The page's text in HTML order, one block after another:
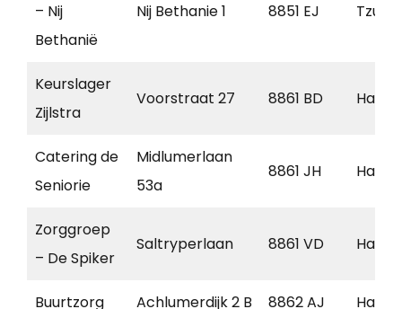
– Nij
Bethanië
Nij Bethanie 1 8851 EJ
Keurslager
Zijlstra
Voorstraat 27 8861 BD
Catering de
Seniorie
Midlumerlaan
53a
8861 JH
Zorggroep
– De Spiker
Saltryperlaan 8861 VD
Buurtzorg Achlumerdijk 2 B 8862 AJ